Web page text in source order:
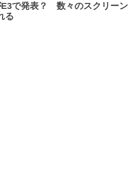
E3で発表？ 数々のスクリーン
る